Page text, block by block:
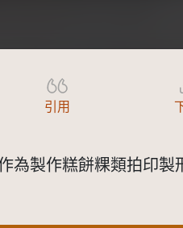
引用
製作糕餅粿類拍印製